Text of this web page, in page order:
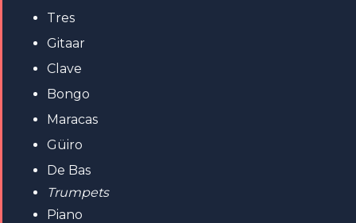
Tres
Gitaar
Clave
Bongo
Maracas
Güiro
De Bas
Trumpets
Piano